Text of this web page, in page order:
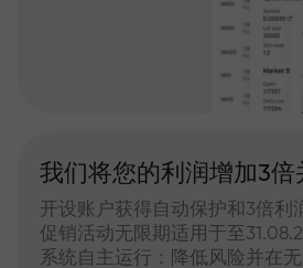
我们将您的利润增加3倍
开设账户获得自动保护和3倍利
促销活动无限期适用于至
系统自主运行：降低风险并在